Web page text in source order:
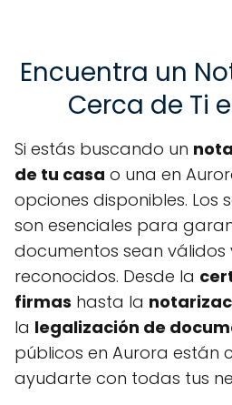
Encuentra un
Cerca de Ti
Si estás buscando un
de tu casa o una en
opciones disponibles. Los
son esenciales para
documentos sean válidos
reconocidos. Desde la
firmas hasta la
la legalización de
públicos en Aurora
ayudarte con todas tus